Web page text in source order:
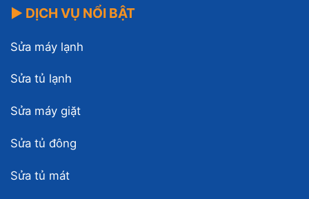
▶ DỊCH VỤ NỔI BẬT
Sửa máy lạnh
Sửa tủ lạnh
Sửa máy giặt
Sửa tủ đông
Sửa tủ mát